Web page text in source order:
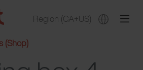
Region (CA+US)
(Shop)